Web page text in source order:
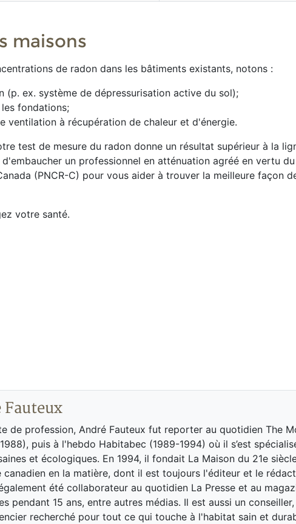
maisons
de radon dans les bâtiments existants, notons :
ex. système de dépressurisation active du sol);
fondations;
ventilation à récupération de chaleur et d'énergie.
test de mesure du radon donne un résultat supérieur à la
un professionnel en atténuation agréé en vertu du
(PNCR-C) pour vous aider à trouver la meilleure façon
votre santé.
de profession, André Fauteux fut reporter au quotidien The
puis à l'hebdo Habitabec (1989-1994) où il s’est
et écologiques. En 1994, il fondait La Maison du 21e
canadien en la matière, dont il est toujours l'éditeur et le
été collaborateur au quotidien La Presse et au
pendant 15 ans, entre autres médias. Il est aussi un
recherché pour tout ce qui touche à l'habitat sain et